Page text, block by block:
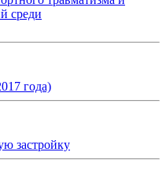
среди
года)
застройку